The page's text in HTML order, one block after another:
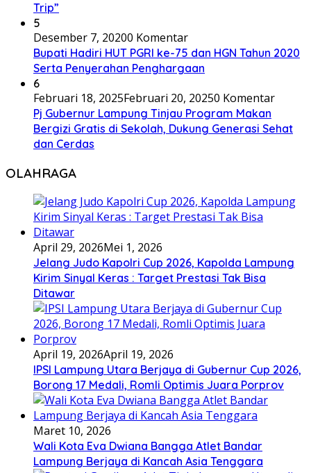
Trip”
5
Desember 7, 20200 Komentar
Bupati Hadiri HUT PGRI ke-75 dan HGN Tahun 2020
Serta Penyerahan Penghargaan
6
Februari 18, 2025Februari 20, 20250 Komentar
Pj Gubernur Lampung Tinjau Program Makan
Bergizi Gratis di Sekolah, Dukung Generasi Sehat
dan Cerdas
OLAHRAGA
April 29, 2026Mei 1, 2026
Jelang Judo Kapolri Cup 2026, Kapolda Lampung
Kirim Sinyal Keras : Target Prestasi Tak Bisa
Ditawar
April 19, 2026April 19, 2026
IPSI Lampung Utara Berjaya di Gubernur Cup 2026,
Borong 17 Medali, Romli Optimis Juara Porprov
Maret 10, 2026
Wali Kota Eva Dwiana Bangga Atlet Bandar
Lampung Berjaya di Kancah Asia Tenggara